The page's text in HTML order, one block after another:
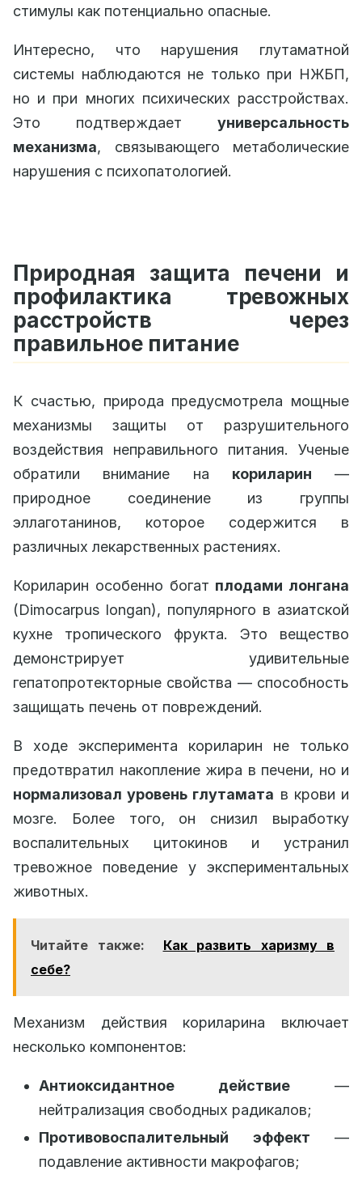
стимулы как потенциально опасные.
Интересно, что нарушения глутаматной
системы наблюдаются не только при НЖБП,
но и при многих психических расстройствах.
Это подтверждает универсальность
механизма, связывающего метаболические
нарушения с психопатологией.
Природная защита печени и
профилактика тревожных
расстройств через
правильное питание
К счастью, природа предусмотрела мощные
механизмы защиты от разрушительного
воздействия неправильного питания. Ученые
обратили внимание на кориларин —
природное соединение из группы
эллаготанинов, которое содержится в
различных лекарственных растениях.
Кориларин особенно богат плодами лонгана
(Dimocarpus longan), популярного в азиатской
кухне тропического фрукта. Это вещество
демонстрирует удивительные
гепатопротекторные свойства — способность
защищать печень от повреждений.
В ходе эксперимента кориларин не только
предотвратил накопление жира в печени, но и
нормализовал уровень глутамата в крови и
мозге. Более того, он снизил выработку
воспалительных цитокинов и устранил
тревожное поведение у экспериментальных
животных.
Читайте также:
Как развить харизму в
себе?
Механизм действия кориларина включает
несколько компонентов:
Антиоксидантное действие —
нейтрализация свободных радикалов;
Противовоспалительный эффект —
подавление активности макрофагов;